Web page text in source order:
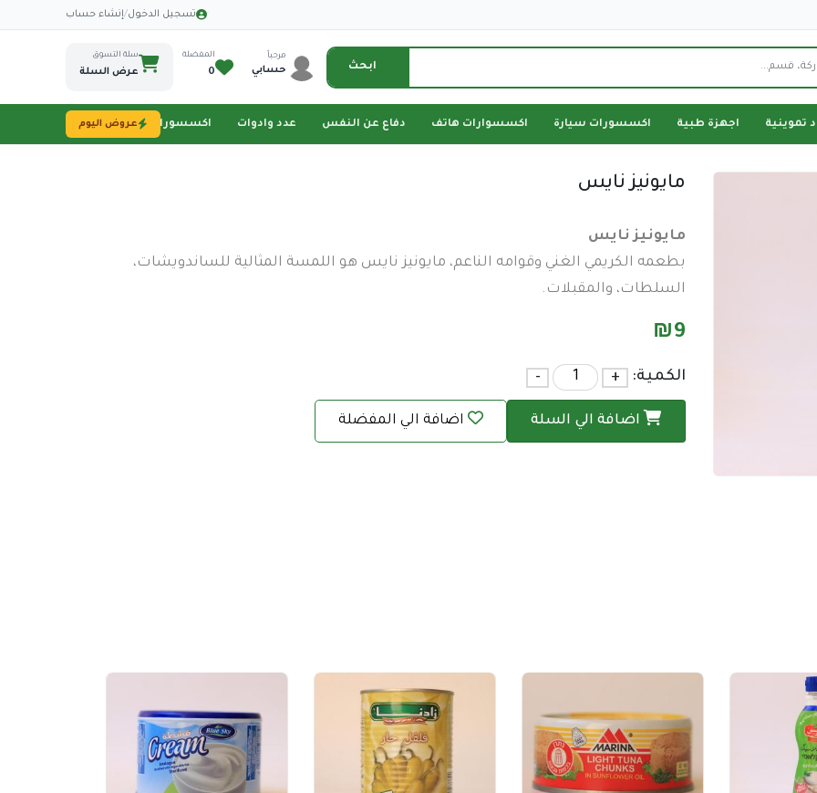
· تسجيل الدخول/إنشاء حساب
ابحث
مرحباً
حسابي
المفضلة
0
سلة التسوق
عرض السلة
تموينية اجهزة طبية اكسسورات سيارة اكسسوارات هاتف دفاع عن النفس عدد وادوات اكسسورات تصوير طاقة شمسيةعروض اليوم
مايونيز نايس
مايونيز نايس
بطعمه الكريمي الغني وقوامه الناعم، مايونيز نايس هو اللمسة المثالية للساندويشات،
السلطات، والمقبلات.
₪9
الكمية: +
-
اضافة الي السلة اضافة الي المفضلة